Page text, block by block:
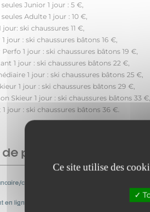
Ce site utilise des
Junior 1 jour : 5 €,
Adulte 1 jour : 10 €,
jour: ski chaussures 11 €,
jour : ski chaussures bâtons 16 €,
1 jour : ski chaussures bâtons 19 €,
1 jour : ski chaussures bâtons 22 €,
1 jour : ski chaussures bâtons 25 €,
1 jour : ski chaussures bâtons 29 €,
Skieur 1 jour : ski chaussures bâtons 33 €,
1 jour : ski chaussures bâtons 36 €.
paiement
crédit
en ligne